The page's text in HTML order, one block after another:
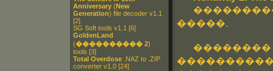
Anniversary (New
Generation) file decoder v1.1
[2]
SG Soft tools v1.1 [6]
GoldenLand
(���������� 2)
tools [3]
Total Overdose .NAZ to .ZIP
converter v1.0 [24]
�����.